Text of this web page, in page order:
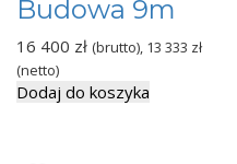
Budowa 9m
16 400 zł (brutto), 13 333 zł
(netto)
Dodaj do koszyka